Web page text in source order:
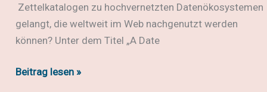
Zettelkatalogen zu hochvernetzten Datenökosystemen
gelangt, die weltweit im Web nachgenutzt werden
können? Unter dem Titel „A Date
#bbfSofa:
Beitrag lesen »